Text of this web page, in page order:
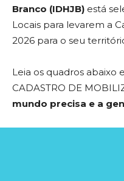
Branco (IDHJB) está
Locais para levarem a
2026 para o seu
Leia os quadros abaixo
CADASTRO DE
mundo precisa e a